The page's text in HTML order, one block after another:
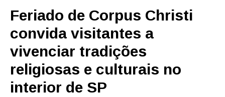
Feriado de Corpus Christi
convida visitantes a
vivenciar tradições
religiosas e culturais no
interior de SP